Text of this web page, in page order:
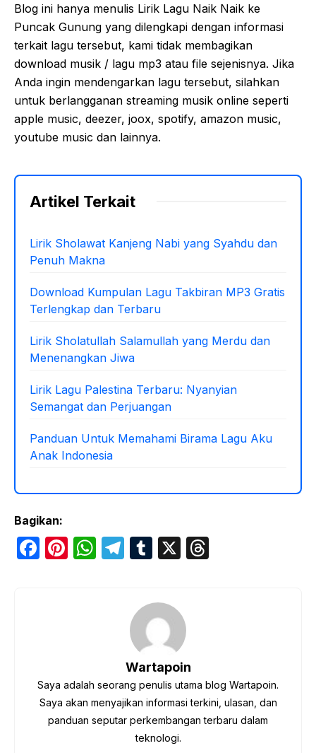
Blog ini hanya menulis Lirik Lagu Naik Naik ke
Puncak Gunung yang dilengkapi dengan informasi
terkait lagu tersebut, kami tidak membagikan
download musik / lagu mp3 atau file sejenisnya. Jika
Anda ingin mendengarkan lagu tersebut, silahkan
untuk berlangganan streaming musik online seperti
apple music, deezer, joox, spotify, amazon music,
youtube music dan lainnya.
Artikel Terkait
Lirik Sholawat Kanjeng Nabi yang Syahdu dan
Penuh Makna
Download Kumpulan Lagu Takbiran MP3 Gratis
Terlengkap dan Terbaru
Lirik Sholatullah Salamullah yang Merdu dan
Menenangkan Jiwa
Lirik Lagu Palestina Terbaru: Nyanyian
Semangat dan Perjuangan
Panduan Untuk Memahami Birama Lagu Aku
Anak Indonesia
Bagikan:
F
o
k
Pi W
p
T
gr
a
m
T
bl
X
Wartapoin
Saya adalah seorang penulis utama blog Wartapoin.
Saya akan menyajikan informasi terkini, ulasan, dan
panduan seputar perkembangan terbaru dalam
teknologi.